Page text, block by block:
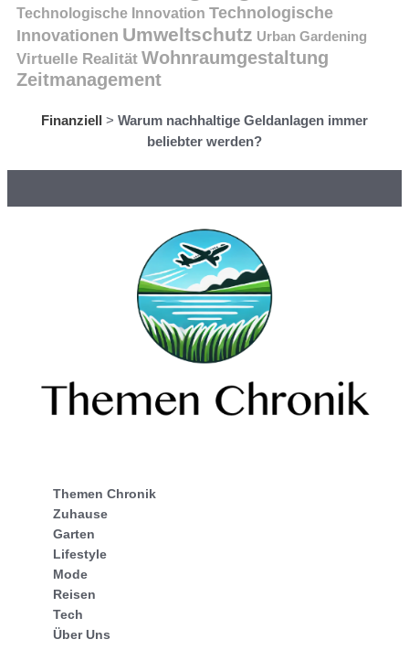
Technologische Innovation Technologische
Innovationen Umweltschutz Urban Gardening
Virtuelle Realität Wohnraumgestaltung
Zeitmanagement
Finanziell > Warum nachhaltige Geldanlagen immer
beliebter werden?
Themen Chronik
Zuhause
Garten
Lifestyle
Mode
Reisen
Tech
Über Uns